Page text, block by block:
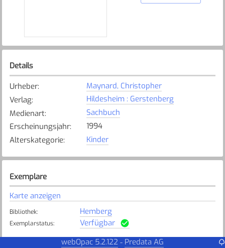
Details
Urheber:
Maynard, Christopher
Verlag:
Hildesheim : Gerstenberg
Medienart:
Sachbuch
Erscheinungsjahr:
1994
Alterskategorie: Kinder
Exemplare
Karte anzeigen
Bibliothek: Hemberg
Exemplarstatus:
Verfügbar
webOpac 5.2.122 - Predata AG